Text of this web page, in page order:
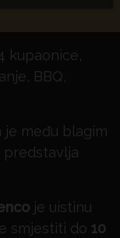
kupaonice,
BBQ,
je među blagim
predstavlja
je uistinu
smjestiti do 10